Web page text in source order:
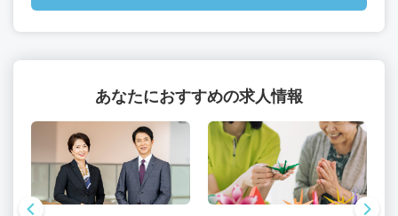
あなたにおすすめの求人情報